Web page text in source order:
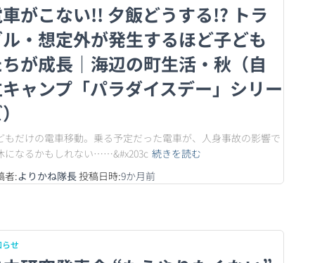
がこない!! 夕飯どうする!? トラ
・想定外が発生するほど子ども
が成長｜海辺の町生活・秋（自
ャンプ「パラダイスデー」シリー
もだけの電車移動。乗る予定だった電車が、人身事故の影響で
になるかもしれない……&#x203c 続きを読む
者:よりかね隊長投稿日時:9か月前
らせ